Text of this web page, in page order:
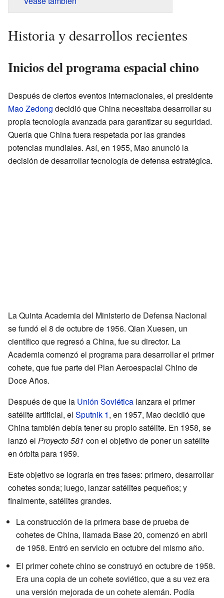
Historia y desarrollos recientes
Inicios del programa espacial chino
Después de ciertos eventos internacionales, el presidente
Mao Zedong decidió que China necesitaba desarrollar su
propia tecnología avanzada para garantizar su seguridad.
Quería que China fuera respetada por las grandes
potencias mundiales. Así, en 1955, Mao anunció la
decisión de desarrollar tecnología de defensa estratégica.
La Quinta Academia del Ministerio de Defensa Nacional
se fundó el 8 de octubre de 1956. Qian Xuesen, un
científico que regresó a China, fue su director. La
Academia comenzó el programa para desarrollar el primer
cohete, que fue parte del Plan Aeroespacial Chino de
Doce Años.
Después de que la Unión Soviética lanzara el primer
satélite artificial, el Sputnik 1, en 1957, Mao decidió que
China también debía tener su propio satélite. En 1958, se
lanzó el Proyecto 581 con el objetivo de poner un satélite
en órbita para 1959.
Este objetivo se lograría en tres fases: primero, desarrollar
cohetes sonda; luego, lanzar satélites pequeños; y
finalmente, satélites grandes.
La construcción de la primera base de prueba de
cohetes de China, llamada Base 20, comenzó en abril
de 1958. Entró en servicio en octubre del mismo año.
El primer cohete chino se construyó en octubre de 1958.
Era una copia de un cohete soviético, que a su vez era
una versión mejorada de un cohete alemán. Podía